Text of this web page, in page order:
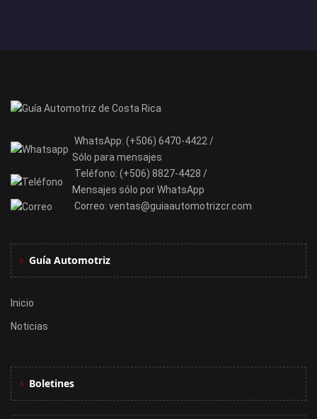
WhatsApp: (+506) 6470-4422 /
Sólo para mensajes
Teléfono: (+506) 8827-4428 /
Mensajes sólo por WhatsApp
Correo: ventas@guiaautomotrizcr.com
Guía Automotriz
Inicio
Noticias
Boletines